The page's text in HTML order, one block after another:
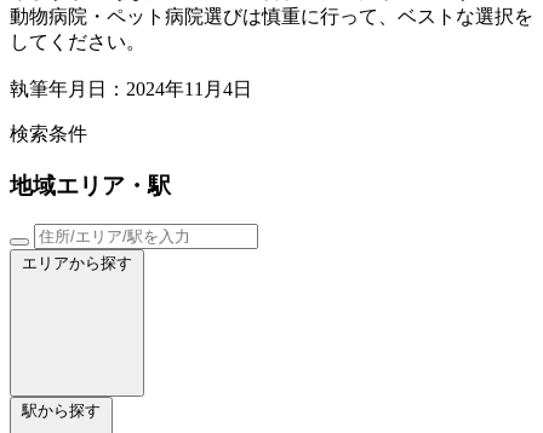
動物病院・ペット病院選びは慎重に行って、ベストな選択を
してください。
執筆年月日：2024年11月4日
検索条件
地域エリア・駅
エリアから探す
駅から探す